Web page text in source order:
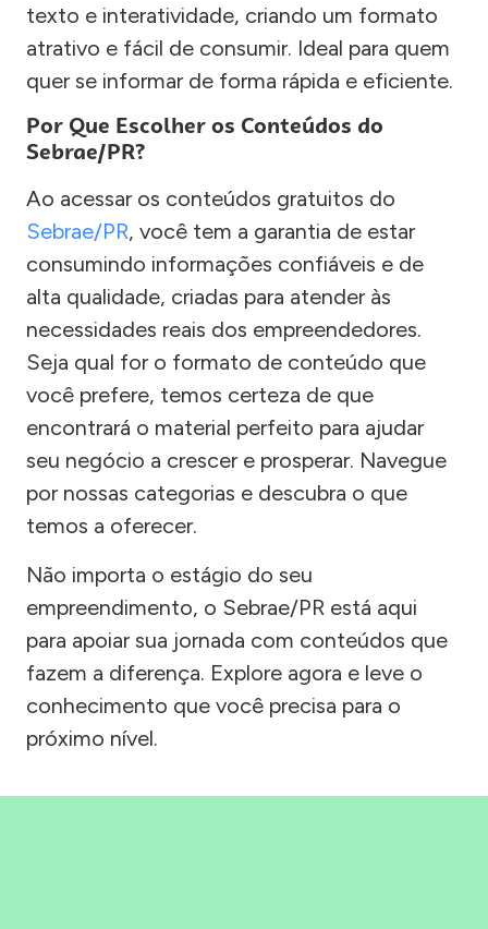
texto e interatividade, criando um formato
atrativo e fácil de consumir. Ideal para quem
quer se informar de forma rápida e eficiente.
Por Que Escolher os Conteúdos do
Sebrae/PR?
Ao acessar os conteúdos gratuitos do
Sebrae/PR, você tem a garantia de estar
consumindo informações confiáveis e de
alta qualidade, criadas para atender às
necessidades reais dos empreendedores.
Seja qual for o formato de conteúdo que
você prefere, temos certeza de que
encontrará o material perfeito para ajudar
seu negócio a crescer e prosperar. Navegue
por nossas categorias e descubra o que
temos a oferecer.
Não importa o estágio do seu
empreendimento, o Sebrae/PR está aqui
para apoiar sua jornada com conteúdos que
fazem a diferença. Explore agora e leve o
conhecimento que você precisa para o
próximo nível.